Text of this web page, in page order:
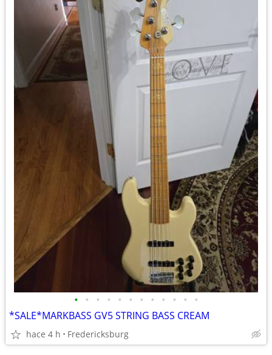
• • • • • • • • • • • •
*SALE*MARKBASS GV5 STRING BASS CREAM
hace 4 h Fredericksburg